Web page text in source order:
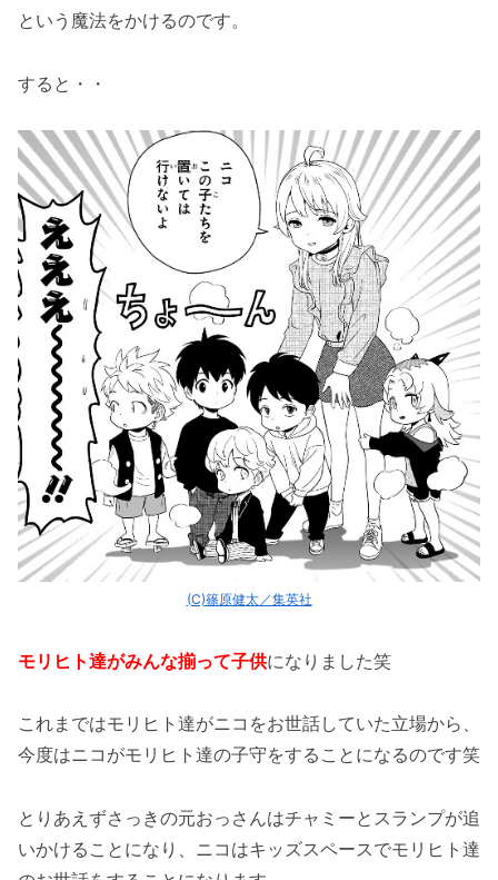
という魔法をかけるのです。
すると・・
(C)篠原健太／集英社
モリヒト達がみんな揃って子供になりました笑
これまではモリヒト達がニコをお世話していた立場から、
今度はニコがモリヒト達の子守をすることになるのです笑
とりあえずさっきの元おっさんはチャミーとスランプが追
いかけることになり、ニコはキッズスペースでモリヒト達